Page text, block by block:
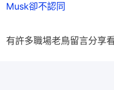
Musk卻不認同
有許多職場老鳥留言分享